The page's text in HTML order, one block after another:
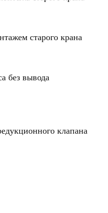
старого крана
без вывода
клапана